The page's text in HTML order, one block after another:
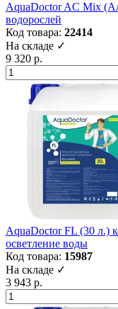
AquaDoctor AC Mix
водорослей
Код товара: 22414
На складе ✓
9 320 р.
AquaDoctor FL (30 л.)
осветление воды
Код товара: 15987
На складе ✓
3 943 р.